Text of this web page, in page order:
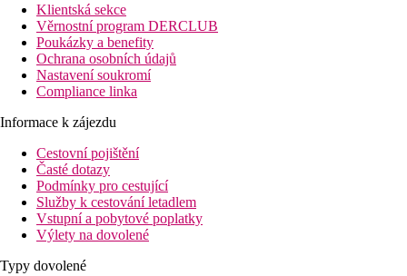
Klientská sekce
Věrnostní program DERCLUB
Poukázky a benefity
Ochrana osobních údajů
Nastavení soukromí
Compliance linka
Informace k zájezdu
Cestovní pojištění
Časté dotazy
Podmínky pro cestující
Služby k cestování letadlem
Vstupní a pobytové poplatky
Výlety na dovolené
Typy dovolené